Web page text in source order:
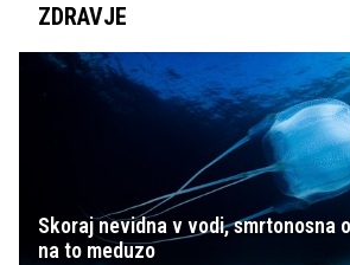
ZDRAVJE
Skoraj nevidna v vodi, smrtonosna
na to meduzo